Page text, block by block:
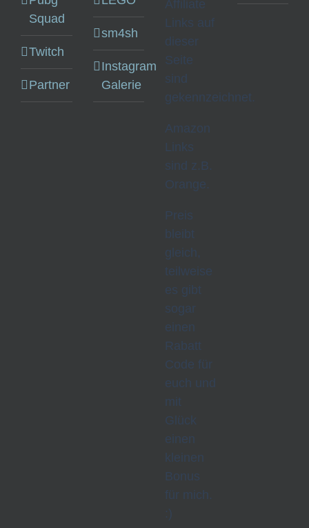
Squad
Twitch
Partner
sm4sh
Instagram
Galerie
Affiliate
Links auf
dieser
Seite
sind
gekennzeichnet.
Amazon
Links
sind z.B.
Orange.
Preis
bleibt
gleich,
teilweise
es gibt
sogar
einen
Rabatt
Code für
euch und
mit
Glück
einen
kleinen
Bonus
für mich.
:)